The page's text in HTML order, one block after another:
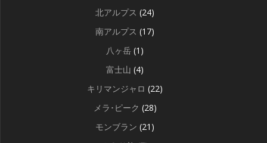
北アルプス (24)
南アルプス (17)
八ヶ岳 (1)
富士山 (4)
キリマンジャロ (22)
メラ･ピーク (28)
モンブラン (21)